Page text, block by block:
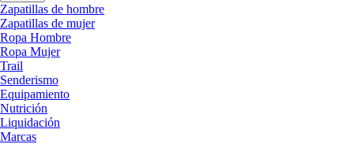
Zapatillas de hombre
Zapatillas de mujer
Ropa Hombre
Ropa Mujer
Trail
Senderismo
Equipamiento
Nutrición
Liquidación
Marcas